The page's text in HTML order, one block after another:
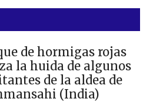
de hormigas rojas
la huida de algunos
de la aldea de
(India)